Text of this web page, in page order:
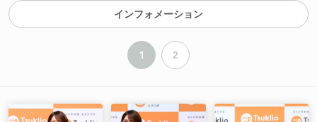
インフォメーション
1 2